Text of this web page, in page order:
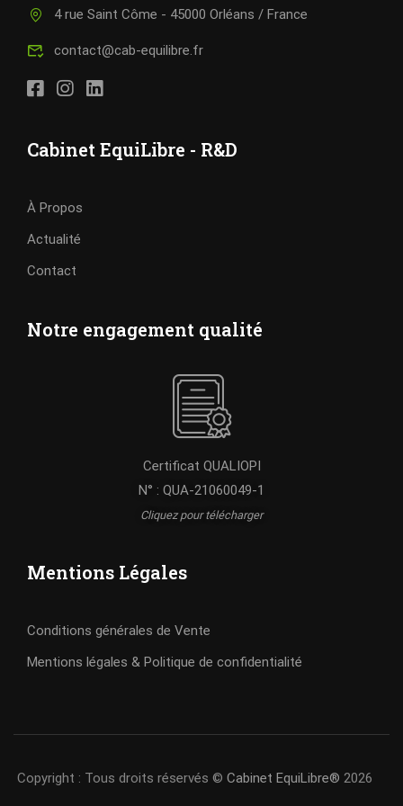
4 rue Saint Côme - 45000 Orléans / France
contact@cab-equilibre.fr
Cabinet EquiLibre - R&D
À Propos
Actualité
Contact
Notre engagement qualité
Certificat QUALIOPI
N° : QUA-21060049-1
Cliquez pour télécharger
Mentions Légales
Conditions générales de Vente
Mentions légales & Politique de confidentialité
Copyright : Tous droits réservés © Cabinet EquiLibre® 2026